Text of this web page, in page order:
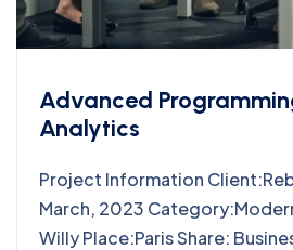
Advanced
Analytics
Project Information
March, 2023
Willy Place:Paris Share: